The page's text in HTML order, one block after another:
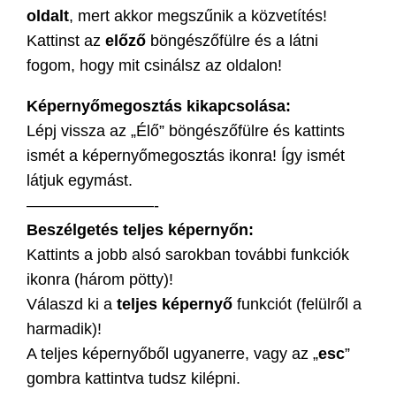
oldalt, mert akkor megszűnik a közvetítés!
Kattinst az előző böngészőfülre és a látni
fogom, hogy mit csinálsz az oldalon!
Képernyőmegosztás kikapcsolása:
Lépj vissza az „Élő” böngészőfülre és kattints
ismét a képernyőmegosztás ikonra! Így ismét
látjuk egymást.
————————-
Beszélgetés teljes képernyőn:
Kattints a jobb alsó sarokban további funkciók
ikonra (három pötty)!
Válaszd ki a teljes képernyő funkciót (felülről a
harmadik)!
A teljes képernyőből ugyanerre, vagy az „esc”
gombra kattintva tudsz kilépni.